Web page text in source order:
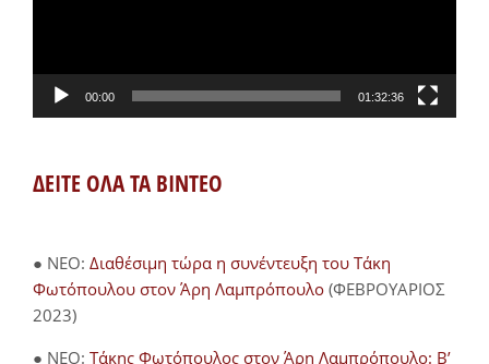
00:00 01:32:36
ΔΕΙΤΕ ΟΛΑ ΤΑ ΒΙΝΤΕΟ
● NEO: Διαθέσιμη τώρα η συνέντευξη του Τάκη
Φωτόπουλου στον Άρη Λαμπρόπουλο (ΦΕΒΡΟΥΑΡΙΟΣ
2023)
● NEO: Τάκης Φωτόπουλος στον Άρη Λαμπρόπουλο: Β’